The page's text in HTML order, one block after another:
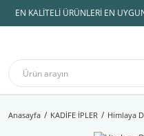
EN KALİTELİ ÜRÜNLERİ EN
Anasayfa KADİFE İPLER Himlaya